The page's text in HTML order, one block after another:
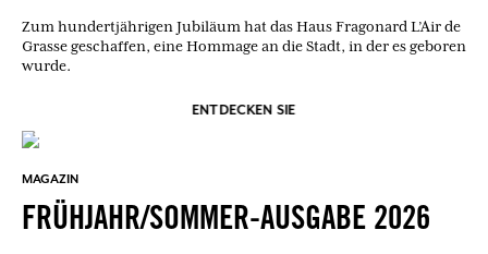
Zum hundertjährigen Jubiläum hat das Haus Fragonard L’Air de
Grasse geschaffen, eine Hommage an die Stadt, in der es geboren
wurde.
ENTDECKEN SIE
MAGAZIN
FRÜHJAHR/SOMMER-AUSGABE 2026